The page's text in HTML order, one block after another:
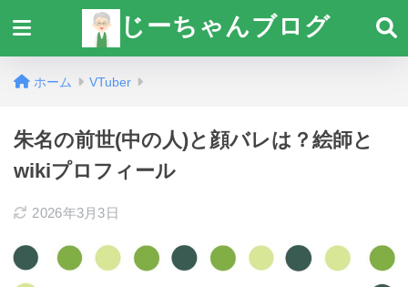
じーちゃんブログ
ホーム VTuber
朱名の前世(中の人)と顔バレは？絵師と
wikiプロフィール
2026年3月3日